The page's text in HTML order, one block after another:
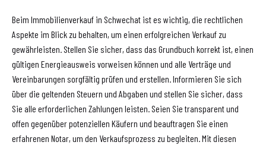
Beim Immobilienverkauf in Schwechat ist es wichtig, die rechtlichen
Aspekte im Blick zu behalten, um einen erfolgreichen Verkauf zu
gewährleisten. Stellen Sie sicher, dass das Grundbuch korrekt ist, einen
gültigen Energieausweis vorweisen können und alle Verträge und
Vereinbarungen sorgfältig prüfen und erstellen. Informieren Sie sich
über die geltenden Steuern und Abgaben und stellen Sie sicher, dass
Sie alle erforderlichen Zahlungen leisten. Seien Sie transparent und
offen gegenüber potenziellen Käufern und beauftragen Sie einen
erfahrenen Notar, um den Verkaufsprozess zu begleiten. Mit diesen